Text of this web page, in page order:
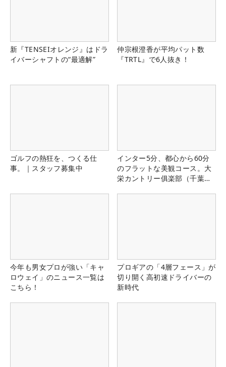
新『TENSEIオレンジ』はドラ
イバーシャフトの“最適解”
仲宗根澄香が平均パット数
『TRTL』で6人抜き！
ゴルフの熱狂を、つくる仕
事。｜スタッフ募集中
インター5分、都心から60分
のフラットな美観コース。大
栄カントリー俱楽部（千葉
今年も男女プロが強い「キャ
ロウェイ」のニュース一覧は
こちら！
プロギアの「4層フェース」が
切り開く高初速ドライバーの
新時代